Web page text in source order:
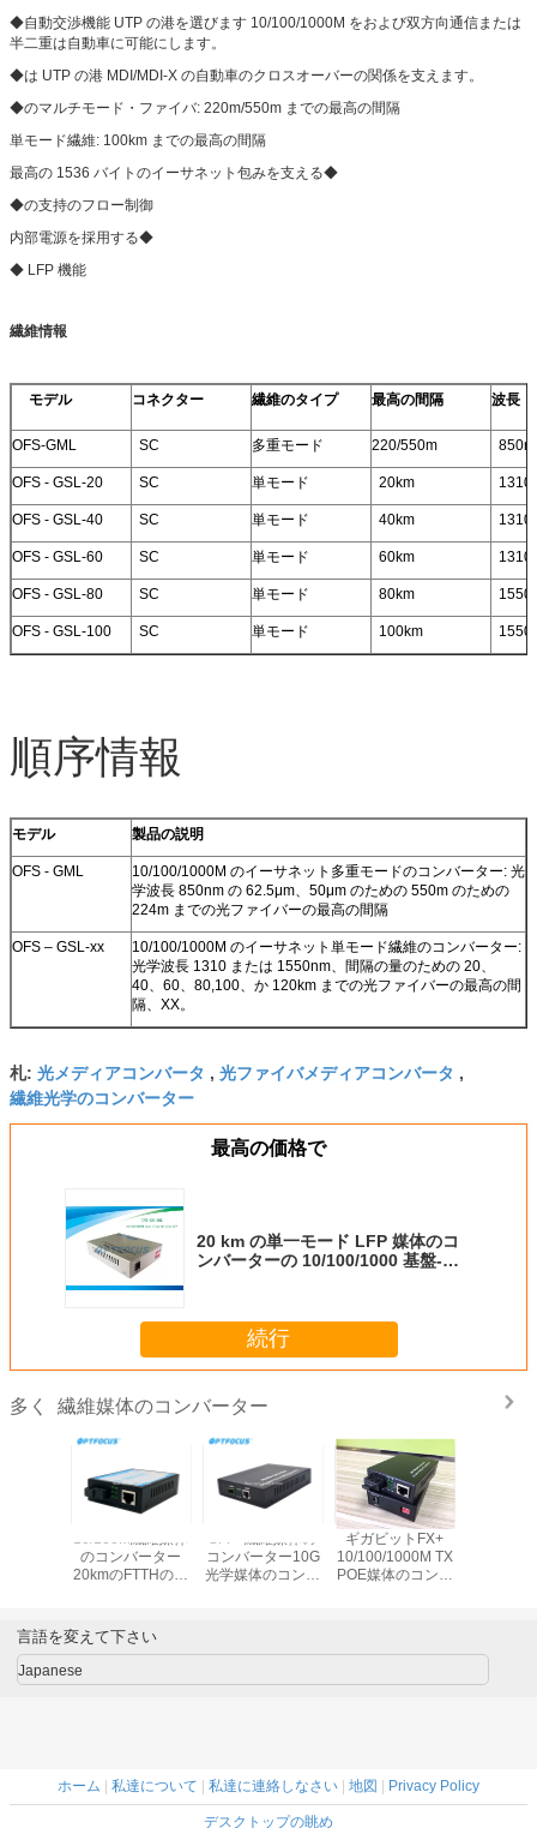
◆自動交渉機能 UTP の港を選びます 10/100/1000M をおよび双方向通信または
半二重は自動車に可能にします。
◆は UTP の港 MDI/MDI-X の自動車のクロスオーバーの関係を支えます。
◆のマルチモード・ファイバ: 220m/550m までの最高の間隔
単モード繊維: 100km までの最高の間隔
最高の 1536 バイトのイーサネット包みを支える◆
◆の支持のフロー制御
内部電源を採用する◆
◆ LFP 機能
繊維情報
モデル コネクター 繊維のタイプ 最高の間隔 波長
OFS-GML SC 多重モード 220/550m
OFS - GSL-20 SC 単モード 20km
OFS - GSL-40 SC 単モード 40km
OFS - GSL-60 SC 単モード 60km
OFS - GSL-80 SC 単モード 80km
OFS - GSL-100 SC 単モード 100km
順序情報
モデル 製品の説明
OFS - GML
10/100/1000M のイーサネット多重モードのコンバーター: 光
学波長 850nm の 62.5μm、50μm のための 550m のための
224m までの光ファイバーの最高の間隔
OFS – GSL-xx
10/100/1000M のイーサネット単モード繊維のコンバーター:
光学波長 1310 または 1550nm、間隔の量のための 20、
40、60、80,100、か 120km までの光ファイバーの最高の間
隔、XX。
札: 光メディアコンバータ , 光ファイバメディアコンバータ ,
繊維光学のコンバーター
最高の価格で
20 km の単一モード LFP 媒体のコ
ンバーターの 10/100/1000 基盤-
続行
多く 繊維媒体のコンバーター
gigabit
10/100M繊維媒体
のコンバーター
20kmのFTTHのた
SFP+繊維媒体の
コンバーター10G
光学媒体のコンバ
ギガビットFX+
10/100/1000M TX
POE媒体のコンバ
言語を変えて下さい
Japanese
ホーム | 私達について | 私達に連絡しなさい | 地図 | Privacy Policy
デスクトップの眺め